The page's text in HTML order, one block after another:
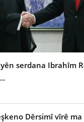
serdana Ibrahîm
Dêrsimî vîrê